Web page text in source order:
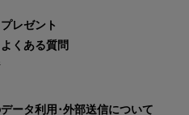
レゼント
くある質問
ータ利用･外部送信について